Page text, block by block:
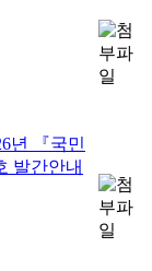
년 『국민
발간안내